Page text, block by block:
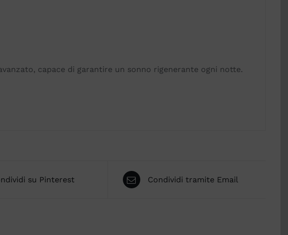
capace di garantire un sonno rigenerante ogni notte.
su Pinterest Condividi tramite Email